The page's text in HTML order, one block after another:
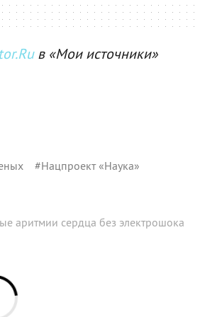
в «Мои источники»
#Нацпроект «Наука»
аритмии сердца без электрошока